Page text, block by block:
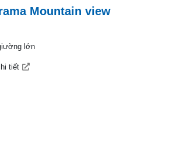
Mountain view
lớn
tiết